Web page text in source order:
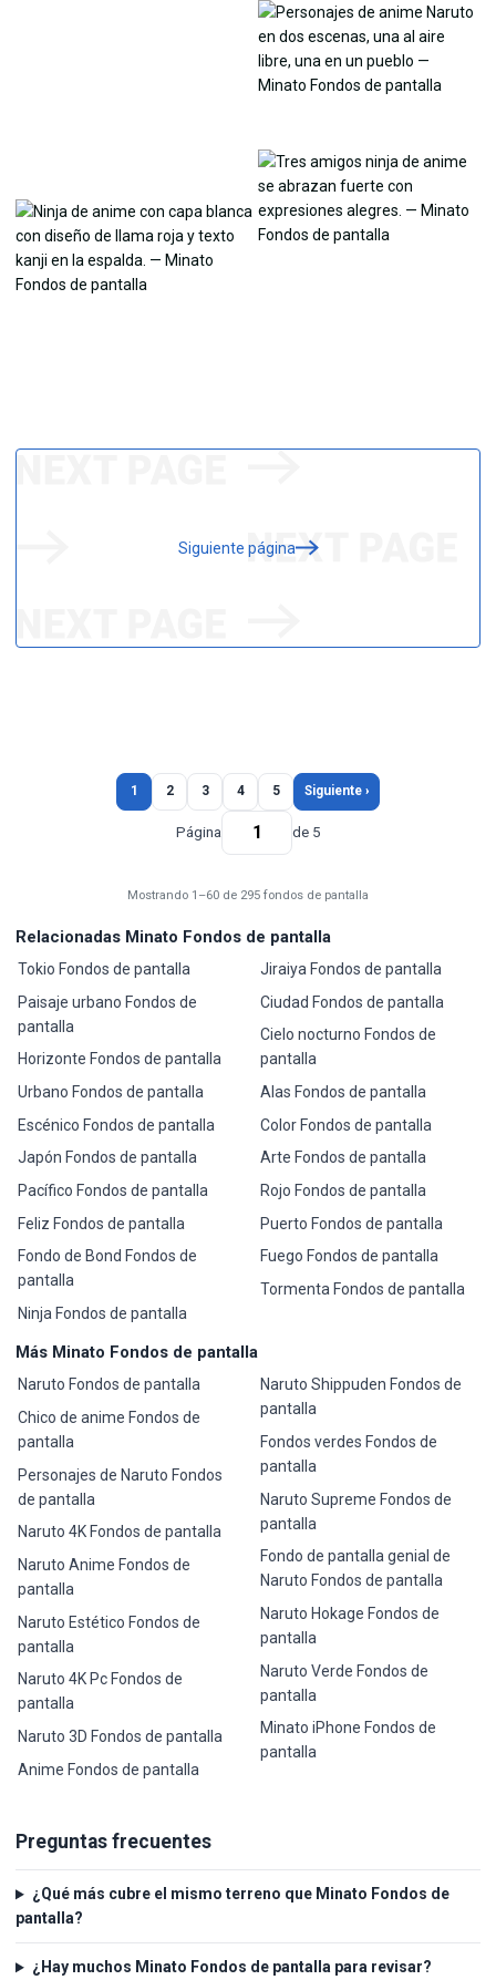
Siguiente página
1 2 3 4 5 Siguiente ›
Página de 5
Mostrando 1–60 de 295 fondos de pantalla
Relacionadas Minato Fondos de pantalla
Tokio Fondos de pantalla
Paisaje urbano Fondos de
pantalla
Horizonte Fondos de pantalla
Urbano Fondos de pantalla
Escénico Fondos de pantalla
Japón Fondos de pantalla
Pacífico Fondos de pantalla
Feliz Fondos de pantalla
Fondo de Bond Fondos de
pantalla
Ninja Fondos de pantalla
Jiraiya Fondos de pantalla
Ciudad Fondos de pantalla
Cielo nocturno Fondos de
pantalla
Alas Fondos de pantalla
Color Fondos de pantalla
Arte Fondos de pantalla
Rojo Fondos de pantalla
Puerto Fondos de pantalla
Fuego Fondos de pantalla
Tormenta Fondos de pantalla
Más Minato Fondos de pantalla
Naruto Fondos de pantalla
Chico de anime Fondos de
pantalla
Personajes de Naruto Fondos
de pantalla
Naruto 4K Fondos de pantalla
Naruto Anime Fondos de
pantalla
Naruto Estético Fondos de
pantalla
Naruto 4K Pc Fondos de
pantalla
Naruto 3D Fondos de pantalla
Anime Fondos de pantalla
Naruto Shippuden Fondos de
pantalla
Fondos verdes Fondos de
pantalla
Naruto Supreme Fondos de
pantalla
Fondo de pantalla genial de
Naruto Fondos de pantalla
Naruto Hokage Fondos de
pantalla
Naruto Verde Fondos de
pantalla
Minato iPhone Fondos de
pantalla
Preguntas frecuentes
¿Qué más cubre el mismo terreno que Minato Fondos de
pantalla?
¿Hay muchos Minato Fondos de pantalla para revisar?